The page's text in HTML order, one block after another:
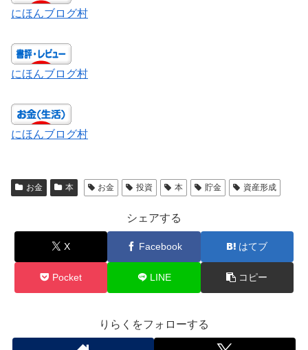
にほんブログ村
にほんブログ村
にほんブログ村
お金 本 お金 投資 本 貯金 資産形成
シェアする
X Facebook はてブ
Pocket LINE コピー
りらくをフォローする